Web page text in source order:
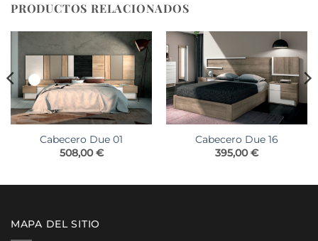
PRODUCTOS RELACIONADOS
Cabecero Due 01
508,00€
Cabecero Due 16
395,00€
MAPA DEL SITIO